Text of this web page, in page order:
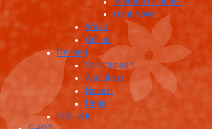
Genf Noyer
Wallis
Online
Rettung
Vergiftungen
Ambulanz
Notarzt
Rega
KONTAKT